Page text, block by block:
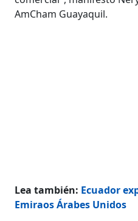
AmCham Guayaquil.
Lea también: Ecuador
Emiraos Árabes Unidos